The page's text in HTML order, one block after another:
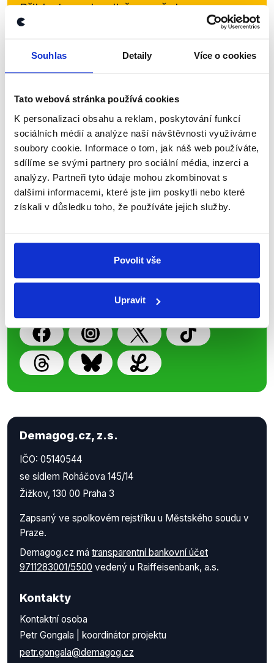
Souhlas Detaily Více o cookies
Tato webová stránka používá cookies
K personalizaci obsahu a reklam, poskytování funkcí
sociálních médií a analýze naší návštěvnosti využíváme
soubory cookie. Informace o tom, jak náš web používáte,
sdílíme se svými partnery pro sociální média, inzerci a
analýzy. Partneři tyto údaje mohou zkombinovat s
dalšími informacemi, které jste jim poskytli nebo které
získali v důsledku toho, že používáte jejich služby.
Povolit vše
Upravit
Přihlaste se k odběru našeho
newsletteru nebo
whatsappového
shrnutí nejzajímavějších článků a analýz.
přehled o tom, jaké dezinformace a
nepravdy se zrovna v Česku šíří.
Newsletter WhatsApp
Nenechte si ujít nejnovější události
z Demagog.cz. Sdílením našich
příspěvků přátelům podpoříte naši
Demagog.cz, z.s.
IČO: 05140544
se sídlem Roháčova 145/14
Žižkov, 130 00 Praha 3
Zapsaný ve spolkovém rejstříku u Městského soudu v
Praze.
Demagog.cz má transparentní bankovní účet
9711283001/5500 vedený u Raiffeisenbank, a.s.
Kontakty
Kontaktní osoba
Petr Gongala | koordinátor projektu
petr.gongala@demagog.cz